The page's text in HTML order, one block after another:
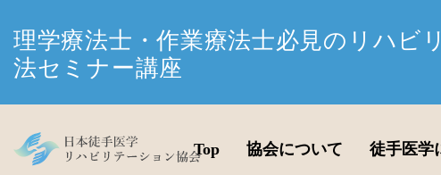
理学療法士・作業療法士必見のリハビ
法セミナー講座
Top 協会について 徒手医学